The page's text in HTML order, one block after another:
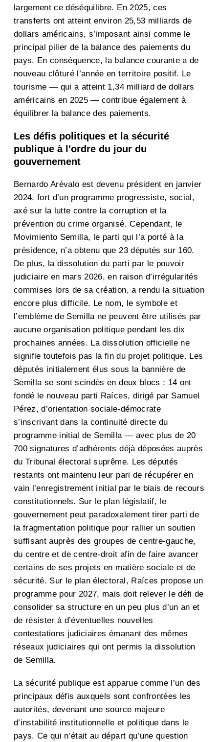
largement ce déséquilibre. En 2025, ces
transferts ont atteint environ 25,53 milliards de
dollars américains, s’imposant ainsi comme le
principal pilier de la balance des paiements du
pays. En conséquence, la balance courante a de
nouveau clôturé l’année en territoire positif. Le
tourisme — qui a atteint 1,34 milliard de dollars
américains en 2025 — contribue également à
équilibrer la balance des paiements.
Les défis politiques et la sécurité
publique à l'ordre du jour du
gouvernement
Bernardo Arévalo est devenu président en janvier
2024, fort d’un programme progressiste, social,
axé sur la lutte contre la corruption et la
prévention du crime organisé. Cependant, le
Movimiento Semilla, le parti qui l’a porté à la
présidence, n’a obtenu que 23 députés sur 160.
De plus, la dissolution du parti par le pouvoir
judiciaire en mars 2026, en raison d’irrégularités
commises lors de sa création, a rendu la situation
encore plus difficile. Le nom, le symbole et
l’emblème de Semilla ne peuvent être utilisés par
aucune organisation politique pendant les dix
prochaines années. La dissolution officielle ne
signifie toutefois pas la fin du projet politique. Les
députés initialement élus sous la bannière de
Semilla se sont scindés en deux blocs : 14 ont
fondé le nouveau parti Raíces, dirigé par Samuel
Pérez, d’orientation sociale-démocrate
s’inscrivant dans la continuité directe du
programme initial de Semilla — avec plus de 20
700 signatures d’adhérents déjà déposées auprès
du Tribunal électoral suprême. Les députés
restants ont maintenu leur pari de récupérer en
vain l’enregistrement initial par le biais de recours
constitutionnels. Sur le plan législatif, le
gouvernement peut paradoxalement tirer parti de
la fragmentation politique pour rallier un soutien
suffisant auprès des groupes de centre-gauche,
du centre et de centre-droit afin de faire avancer
certains de ses projets en matière sociale et de
sécurité. Sur le plan électoral, Raíces propose un
programme pour 2027, mais doit relever le défi de
consolider sa structure en un peu plus d’un an et
de résister à d’éventuelles nouvelles
contestations judiciaires émanant des mêmes
réseaux judiciaires qui ont permis la dissolution
de Semilla.
La sécurité publique est apparue comme l’un des
principaux défis auxquels sont confrontées les
autorités, devenant une source majeure
d’instabilité institutionnelle et politique dans le
pays. Ce qui n’était au départ qu’une question